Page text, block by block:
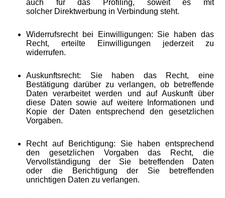
auch für das Profiling, soweit es mit
solcher Direktwerbung in Verbindung steht.
Widerrufsrecht bei Einwilligungen: Sie haben das
Recht, erteilte Einwilligungen jederzeit zu
widerrufen.
Auskunftsrecht: Sie haben das Recht, eine
Bestätigung darüber zu verlangen, ob betreffende
Daten verarbeitet werden und auf Auskunft über
diese Daten sowie auf weitere Informationen und
Kopie der Daten entsprechend den gesetzlichen
Vorgaben.
Recht auf Berichtigung:
Sie haben entsprechend
den gesetzlichen Vorgaben das Recht, die
Vervollständigung der Sie betreffenden Daten
oder die Berichtigung der Sie betreffenden
unrichtigen Daten zu verlangen.